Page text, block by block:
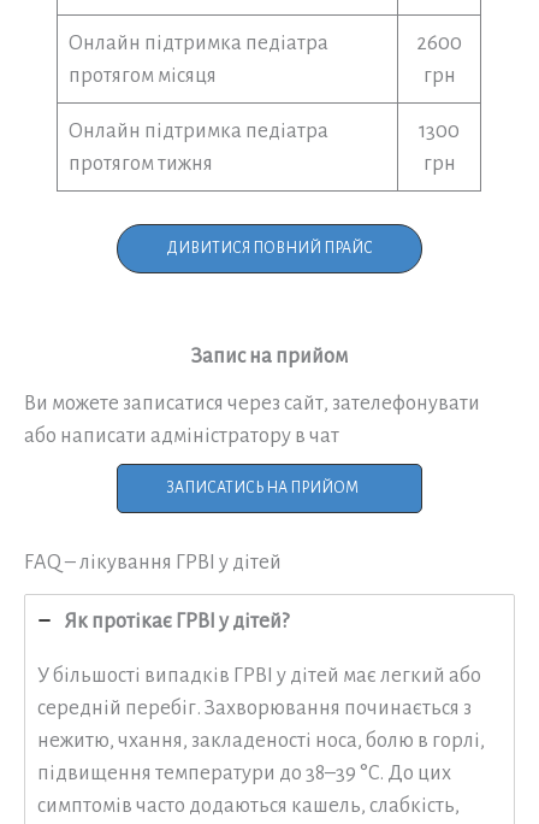
Онлайн підтримка педіатра
протягом місяця
2600
грн
Онлайн підтримка педіатра
протягом тижня
1300
грн
ДИВИТИСЯ ПОВНИЙ ПРАЙС
Запис на прийом
Ви можете записатися через сайт, зателефонувати
або написати адміністратору в чат
ЗАПИСАТИСЬ НА ПРИЙОМ
FAQ – лікування ГРВІ у дітей
Як протікає ГРВІ у дітей?
У більшості випадків ГРВІ у дітей має легкий або
середній перебіг. Захворювання починається з
нежитю, чхання, закладеності носа, болю в горлі,
підвищення температури до 38–39 °C. До цих
симптомів часто додаються кашель, слабкість,